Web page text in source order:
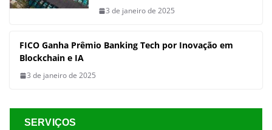
3 de janeiro de 2025
FICO Ganha Prêmio Banking Tech por Inovação em
Blockchain e IA
3 de janeiro de 2025
SERVIÇOS